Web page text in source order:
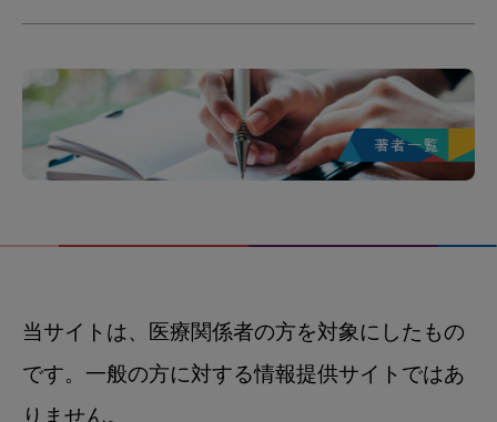
当サイトは、医療関係者の方を対象にしたもの
です。一般の方に対する情報提供サイトではあ